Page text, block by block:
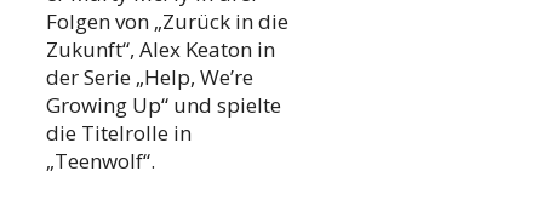
Folgen von „Zurück in die
Zukunft“, Alex Keaton in
der Serie „Help, We’re
Growing Up“ und spielte
die Titelrolle in
„Teenwolf“.